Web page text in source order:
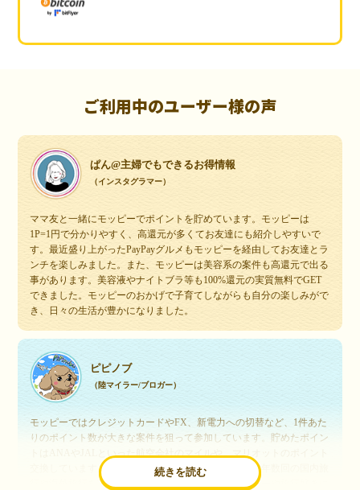
ご利用中のユーザー様の声
ぱん@主婦でもできるお得情報
（インスタグラマー）
ママ友と一緒にモッピーでポイントを貯めています。モッピーは
1P=1円で分かりやすく、高還元が多くてお友達にも紹介しやすいで
す。最近盛り上がったPayPayグルメもモッピーを経由してお友達とラ
ンチを楽しみました。また、モッピーは美容系の案件も高還元で出る
事があります。美容液やナイトブラ等も100%還元の実質無料でGET
できました。モッピーのおかげで子育てしながらも自分の楽しみがで
き、日々の生活が豊かになりました。
続きを読む
ピピノブ
（陸マイラー/ブロガー）
モッピーではクレジットカードやFX、新電力への切替など、1件あた
りのポイント数が大きな案件を狙って参加しています。貯めたポイン
交換しています。このようにすることで、ほぼ無料で年数回の国内旅
行や海外旅行を実現しています。モッピーは陸マイラーや旅行好きに